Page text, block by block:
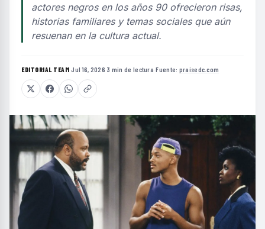
actores negros en los años 90 ofrecieron risas,
historias familiares y temas sociales que aún
resuenan en la cultura actual.
EDITORIAL TEAM·Jul 16, 2026·3 min de lectura·Fuente: praisedc.com